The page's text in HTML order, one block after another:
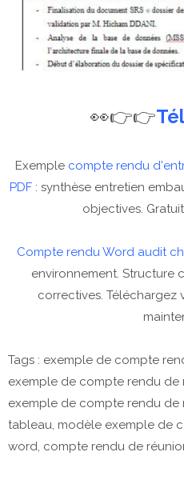
👀👉👉
Exemple compte rendu
PDF: synthèse entretien
objectives.
Compte rendu Word audit
environnement. Structure
correctives.
Tags : exemple de compte
exemple de compte rendu de
exemple de compte rendu de
tableau, modèle exemple de
word, compte rendu de